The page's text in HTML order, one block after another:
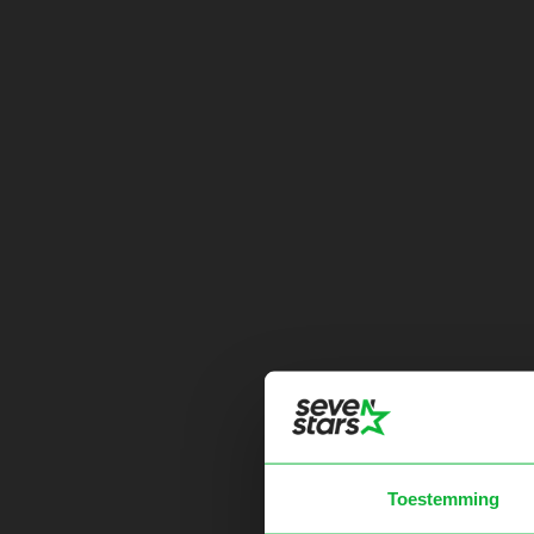
Toestemming